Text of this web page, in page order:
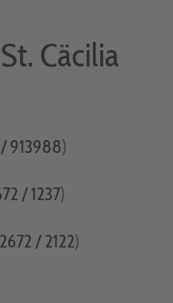
Cäcilia
913988)
/ 1237)
/ 2122)